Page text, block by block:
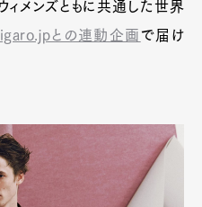
ィメンズともに共通した世界
との連動企画 で届け